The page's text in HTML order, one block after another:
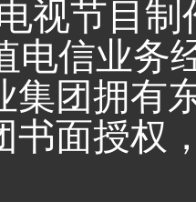
视节目
电信业务
集团拥有
书面授权